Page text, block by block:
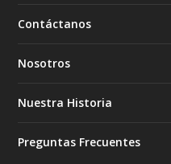
Contáctanos
Nosotros
Nuestra Historia
Preguntas Frecuentes